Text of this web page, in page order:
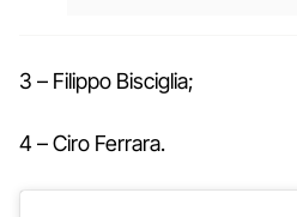
3 – Filippo Bisciglia;
4 – Ciro Ferrara.